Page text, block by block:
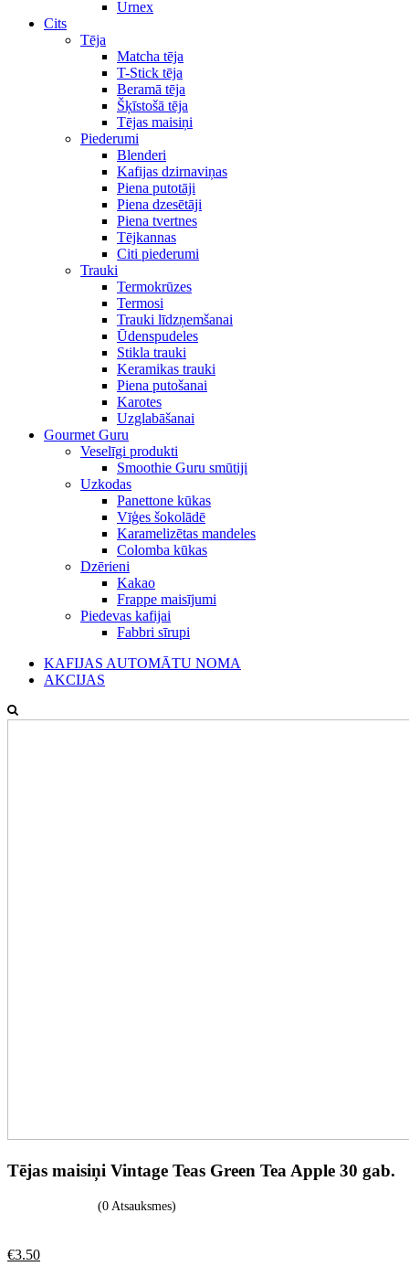
Urnex
Cits
Tēja
Matcha tēja
T-Stick tēja
Beramā tēja
Šķīstošā tēja
Tējas maisiņi
Piederumi
Blenderi
Kafijas dzirnaviņas
Piena putotāji
Piena dzesētāji
Piena tvertnes
Tējkannas
Citi piederumi
Trauki
Termokrūzes
Termosi
Trauki līdzņemšanai
Ūdenspudeles
Stikla trauki
Keramikas trauki
Piena putošanai
Karotes
Uzglabāšanai
Gourmet Guru
Veselīgi produkti
Smoothie Guru smūtiji
Uzkodas
Panettone kūkas
Vīģes šokolādē
Karamelizētas mandeles
Colomba kūkas
Dzērieni
Kakao
Frappe maisījumi
Piedevas kafijai
Fabbri sīrupi
KAFIJAS AUTOMĀTU NOMA
AKCIJAS
Tējas maisiņi Vintage Teas Green Tea Apple 30 gab.
(0 Atsauksmes)
€3.50